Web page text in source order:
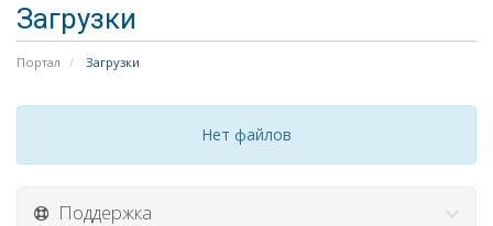
Загрузки
Портал Загрузки
Нет файлов
Поддержка